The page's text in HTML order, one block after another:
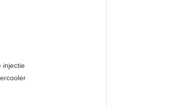
injectie